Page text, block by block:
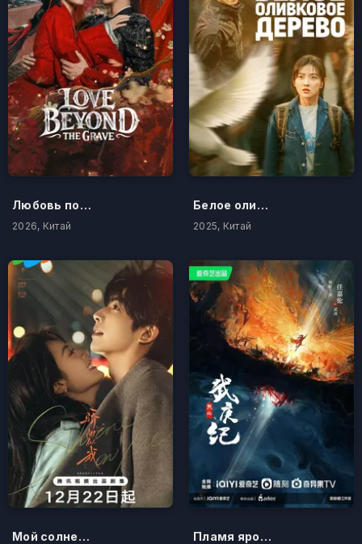
Любовь после смерти
2026, Китай
Белое оливковое дерево
2025, Китай
Мой солнечный свет Пламя ярости